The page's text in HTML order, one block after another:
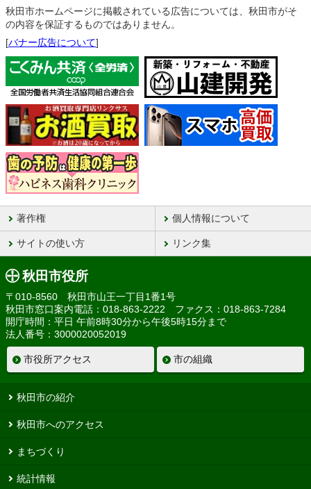
秋田市ホームページに掲載されている広告については、秋田市がそ
の内容を保証するものではありません。
[バナー広告について]
著作権 個人情報について
サイトの使い方 リンク集
秋田市役所
〒010-8560 秋田市山王一丁目1番1号
秋田市窓口案内電話：018-863-2222 ファクス：018-863-7284
開庁時間：平日 午前8時30分から午後5時15分まで
法人番号：3000020052019
市役所アクセス 市の組織
秋田市の紹介
秋田市へのアクセス
まちづくり
統計情報